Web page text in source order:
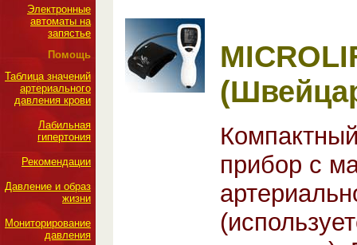
Электронные
автоматы на
запястье
Помощь
Таблица значений
артериального
давления крови
Лабильная
гипертония
Рекомендации
Давление и образ
жизни
Мониторирование
давления
прибор с